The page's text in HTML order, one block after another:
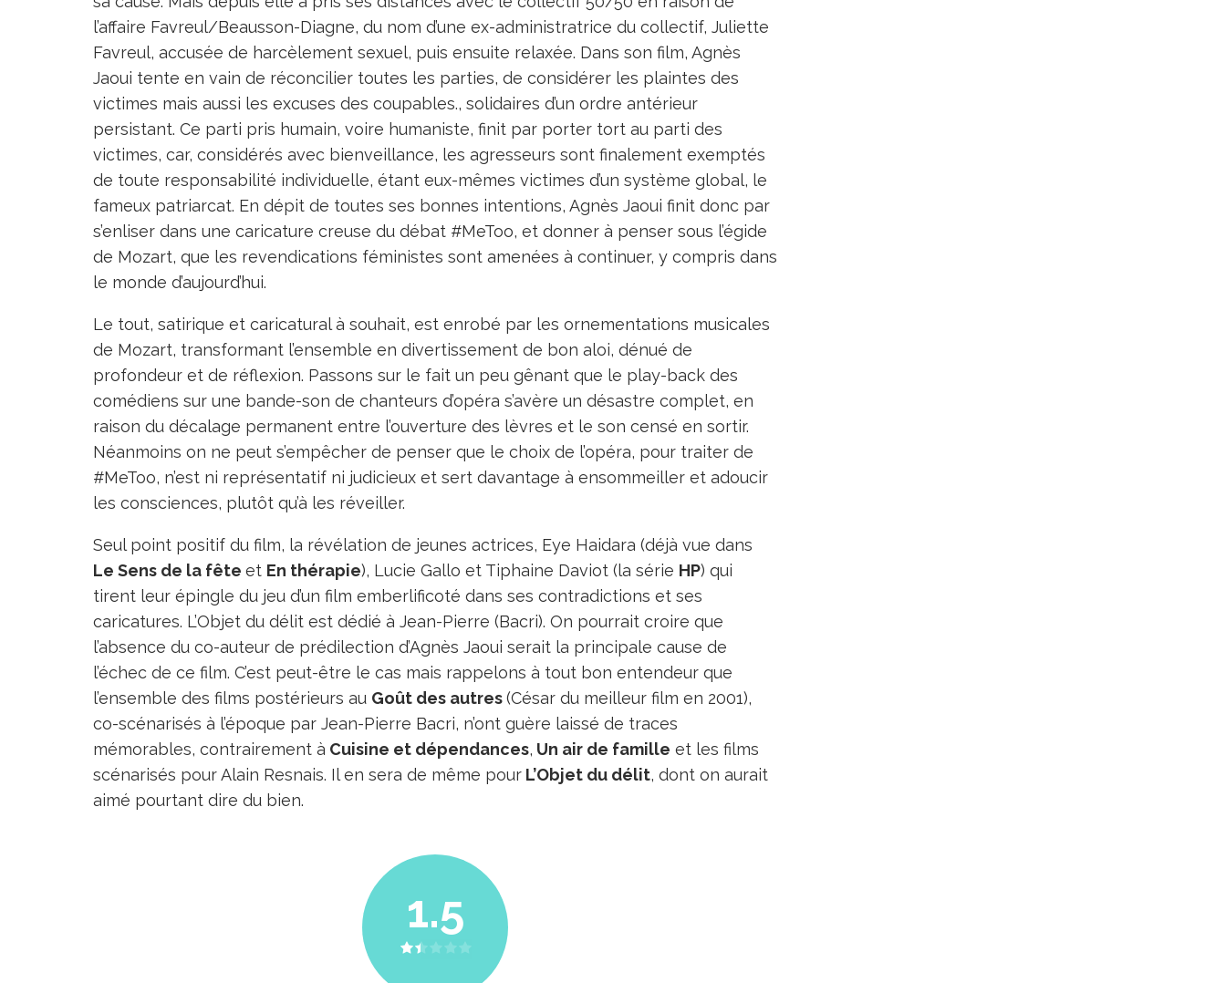
l’affaire Favreul/Beausson-Diagne, du nom d’une ex-administratrice du collectif, Juliette
Favreul, accusée de harcèlement sexuel, puis ensuite relaxée. Dans son film, Agnès
Jaoui tente en vain de réconcilier toutes les parties, de considérer les plaintes des
victimes mais aussi les excuses des coupables., solidaires d’un ordre antérieur
persistant. Ce parti pris humain, voire humaniste, finit par porter tort au parti des
victimes, car, considérés avec bienveillance, les agresseurs sont finalement exemptés
de toute responsabilité individuelle, étant eux-mêmes victimes d’un système global, le
fameux patriarcat. En dépit de toutes ses bonnes intentions, Agnès Jaoui finit donc par
s’enliser dans une caricature creuse du débat #MeToo, et donner à penser sous l’égide
de Mozart, que les revendications féministes sont amenées à continuer, y compris dans
le monde d’aujourd’hui.
Le tout, satirique et caricatural à souhait, est enrobé par les ornementations musicales
de Mozart, transformant l’ensemble en divertissement de bon aloi, dénué de
profondeur et de réflexion. Passons sur le fait un peu gênant que le play-back des
comédiens sur une bande-son de chanteurs d’opéra s’avère un désastre complet, en
raison du décalage permanent entre l’ouverture des lèvres et le son censé en sortir.
Néanmoins on ne peut s’empêcher de penser que le choix de l’opéra, pour traiter de
#MeToo, n’est ni représentatif ni judicieux et sert davantage à ensommeiller et adoucir
les consciences, plutôt qu’à les réveiller.
Seul point positif du film, la révélation de jeunes actrices, Eye Haidara (déjà vue dans
Le Sens de la fête et En thérapie), Lucie Gallo et Tiphaine Daviot (la série HP) qui
tirent leur épingle du jeu d’un film emberlificoté dans ses contradictions et ses
caricatures. L’Objet du délit est dédié à Jean-Pierre (Bacri). On pourrait croire que
l’absence du co-auteur de prédilection d’Agnès Jaoui serait la principale cause de
l’échec de ce film. C’est peut-être le cas mais rappelons à tout bon entendeur que
l’ensemble des films postérieurs au Goût des autres(César du meilleur film en 2001),
co-scénarisés à l’époque par Jean-Pierre Bacri, n’ont guère laissé de traces
mémorables, contrairement à Cuisine et dépendances, Un air de famille et les films
scénarisés pour Alain Resnais. Il en sera de même pour L’Objet du délit, dont on aurait
aimé pourtant dire du bien.
1.5